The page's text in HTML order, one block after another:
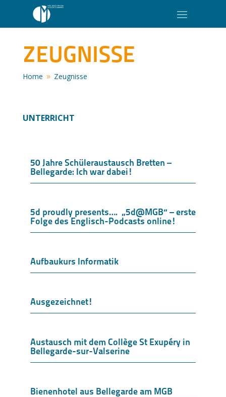
ZEUGNISSE
Home 9 Zeugnisse
UNTERRICHT
50 Jahre Schüleraustausch Bretten –
Bellegarde: Ich war dabei!
5d proudly presents…. „5d@MGB“ – erste
Folge des Englisch-Podcasts online!
Aufbaukurs Informatik
Ausgezeichnet!
Austausch mit dem Collège St Exupéry in
Bellegarde-sur-Valserine
Bienenhotel aus Bellegarde am MGB